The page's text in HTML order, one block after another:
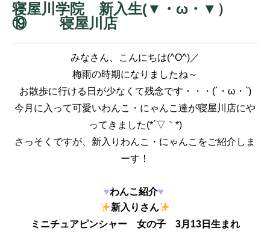
寝屋川学院 新入生(▼・ω・▼）
⑲ 寝屋川店
みなさん、こんにちは(^O^)／
梅雨の時期になりましたね～
お散歩に行ける日が少なくて残念です・・・(´・ω・`)
今月に入って可愛いわんこ・にゃんこ達が寝屋川店にや
ってきました(*´▽｀*)
さっそくですが、新入りわんこ・にゃんこをご紹介しま
ーす！
♥わんこ紹介♥
新入りさん
ミニチュアピンシャー 女の子 3月13日生まれ